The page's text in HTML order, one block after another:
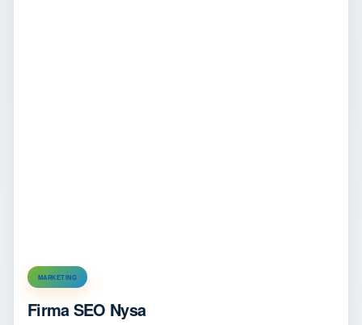
MARKETING
Firma SEO Nysa